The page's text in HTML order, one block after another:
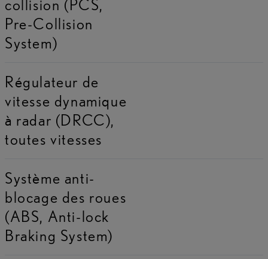
collision (PCS,
Pre-Collision
System)
Régulateur de
vitesse dynamique
à radar (DRCC),
toutes vitesses
Système anti-
blocage des roues
(ABS, Anti-lock
Braking System)